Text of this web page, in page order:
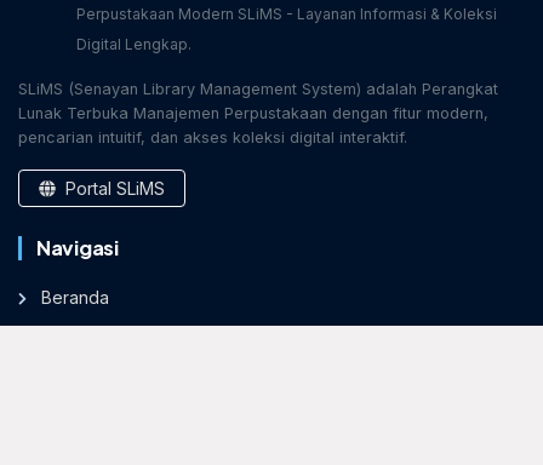
Perpustakaan Modern SLiMS - Layanan Informasi & Koleksi
Digital Lengkap.
SLiMS (Senayan Library Management System) adalah Perangkat
Lunak Terbuka Manajemen Perpustakaan dengan fitur modern,
pencarian intuitif, dan akses koleksi digital interaktif.
Portal SLiMS
Navigasi
Beranda